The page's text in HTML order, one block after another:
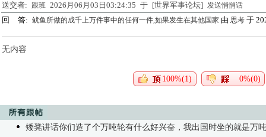
送交者: 跟班 2026月06月03日03:24:35 于 [世界军事论坛] 发送悄悄话
回 答: 鱿鱼所做的成千上万件事中的任何一件,如果发生在其他国家 由 思考 于
无内容
100%(1) 0%(0)
矮凳讲话你们造了个万吨轮有什么好兴奋，我出国时坐的就是万